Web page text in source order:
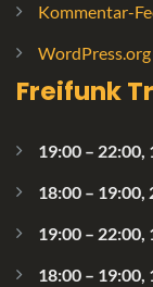
Kommentar-
WordPress.org
Freifunk
19:00 – 22:00,
18:00 – 19:00,
19:00 – 22:00,
18:00 – 19:00,